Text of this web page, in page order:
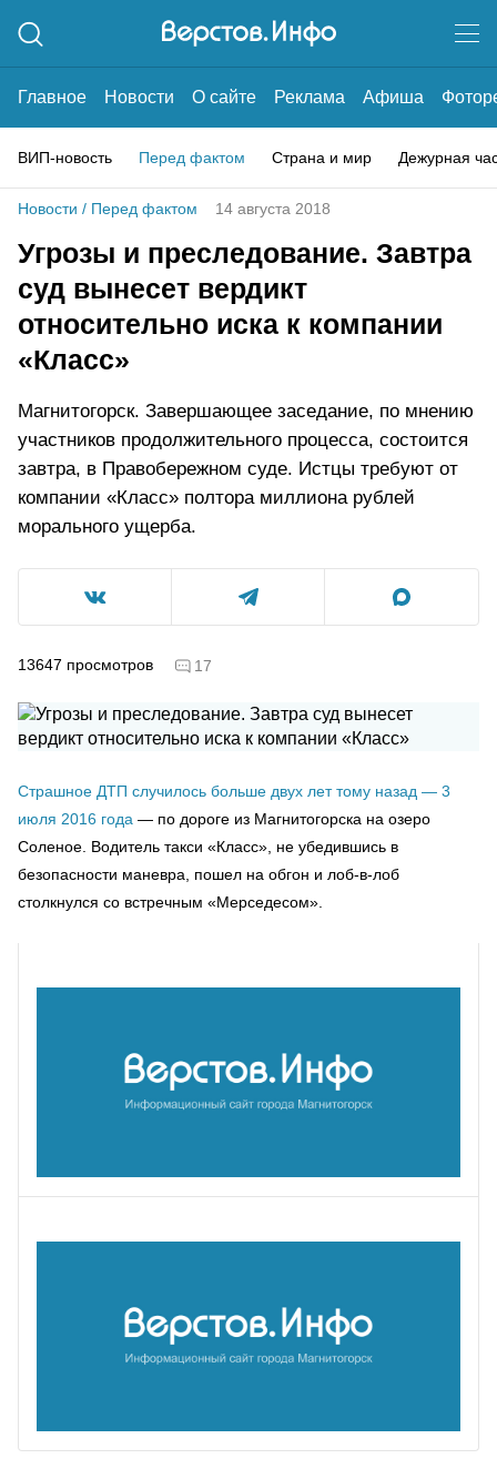
Главное Новости О сайте Реклама Афиша
ВИП-новость Перед фактом Страна и мир Дежурная
Новости / Перед фактом 14 августа 2018
Угрозы и преследование. Завтра
суд вынесет вердикт
относительно иска к компании
«Класс»
Магнитогорск. Завершающее заседание, по мнению
участников продолжительного процесса, состоится
завтра, в Правобережном суде. Истцы требуют от
компании «Класс» полтора миллиона рублей
морального ущерба.
13647 просмотров 17
Страшное ДТП случилось больше двух лет тому назад — 3
июля 2016 года — по дороге из Магнитогорска на озеро
Соленое. Водитель такси «Класс», не убедившись в
безопасности маневра, пошел на обгон и лоб-в-лоб
столкнулся со встречным «Мерседесом».